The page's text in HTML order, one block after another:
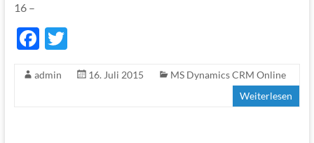
16 –
F
e
T
itt
admin 16. Juli 2015
MS Dynamics CRM Online
Weiterlesen